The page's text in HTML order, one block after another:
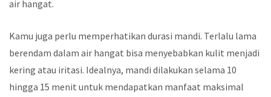
air hangat.
Kamu juga perlu memperhatikan durasi mandi. Terlalu lama
berendam dalam air hangat bisa menyebabkan kulit menjadi
kering atau iritasi. Idealnya, mandi dilakukan selama 10
hingga 15 menit untuk mendapatkan manfaat maksimal